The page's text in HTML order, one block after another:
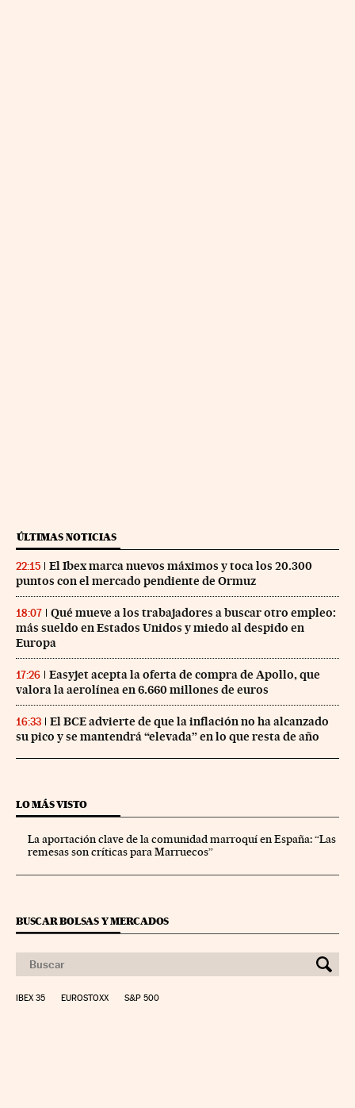
ÚLTIMAS NOTICIAS
22:15
El Ibex marca nuevos máximos y toca los 20.300
puntos con el mercado pendiente de Ormuz
18:07
Qué mueve a los trabajadores a buscar otro empleo:
más sueldo en Estados Unidos y miedo al despido en
Europa
17:26
Easyjet acepta la oferta de compra de Apollo, que
valora la aerolínea en 6.660 millones de euros
16:33
El BCE advierte de que la inflación no ha alcanzado
su pico y se mantendrá “elevada” en lo que resta de año
LO MÁS VISTO
La aportación clave de la comunidad marroquí en España: “Las
remesas son críticas para Marruecos”
BUSCAR BOLSAS Y MERCADOS
IBEX 35 EUROSTOXX S&P 500